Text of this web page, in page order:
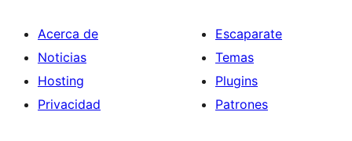
Acerca de
Noticias
Hosting
Privacidad
Escaparate
Temas
Plugins
Patrones